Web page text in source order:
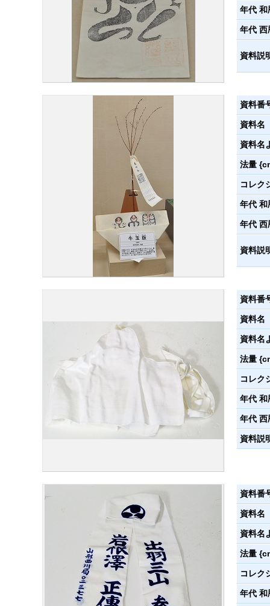
年代 和
年代 西
資料説
資料番
資料名
資料名
法量
コレク
年代 和
年代 西
資料説
資料番
資料名
資料名
法量
コレク
年代 和
年代 西
資料説
資料番
資料名
資料名
法量
コレク
年代 和